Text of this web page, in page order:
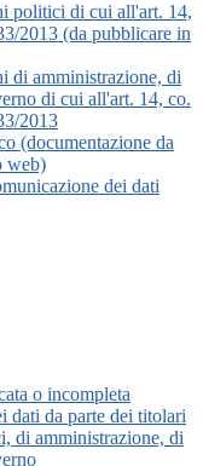
politici di cui all'art. 14,
2013 (da pubblicare in
di amministrazione, di
di cui all'art. 14, co.
2013
(documentazione da
web)
dei dati
o incompleta
dati da parte dei titolari
di amministrazione, di